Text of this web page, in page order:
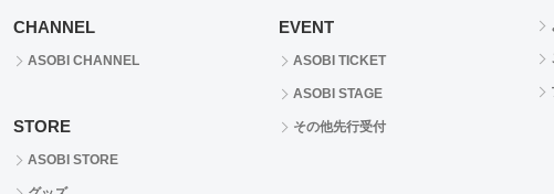
CHANNEL
ASOBI CHANNEL
STORE
ASOBI STORE
EVENT
ASOBI TICKET
ASOBI STAGE
その他先行受付